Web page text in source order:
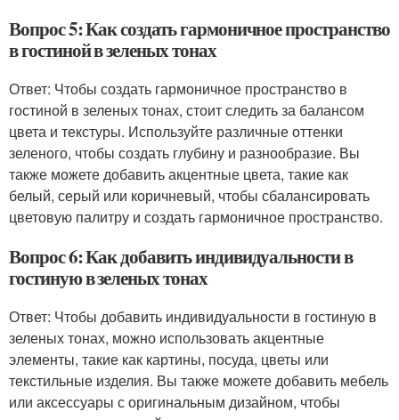
Вопрос 5: Как создать гармоничное пространство
в гостиной в зеленых тонах
Ответ: Чтобы создать гармоничное пространство в
гостиной в зеленых тонах, стоит следить за балансом
цвета и текстуры. Используйте различные оттенки
зеленого, чтобы создать глубину и разнообразие. Вы
также можете добавить акцентные цвета, такие как
белый, серый или коричневый, чтобы сбалансировать
цветовую палитру и создать гармоничное пространство.
Вопрос 6: Как добавить индивидуальности в
гостиную в зеленых тонах
Ответ: Чтобы добавить индивидуальности в гостиную в
зеленых тонах, можно использовать акцентные
элементы, такие как картины, посуда, цветы или
текстильные изделия. Вы также можете добавить мебель
или аксессуары с оригинальным дизайном, чтобы